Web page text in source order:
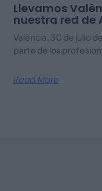
Llevamos
nuestra red de
València, 30 de julio
parte de los
Read More